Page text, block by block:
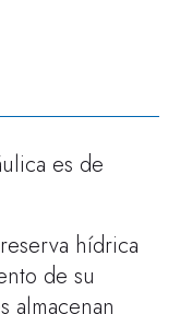
es de
hídrica
de su
almacenan